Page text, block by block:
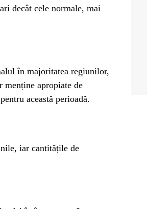
decât cele normale, mai
în majoritatea regiunilor,
menține apropiate de
această perioadă.
iar cantitățile de